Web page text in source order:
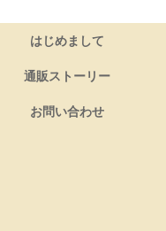
はじめまして
通販ストーリー
お問い合わせ